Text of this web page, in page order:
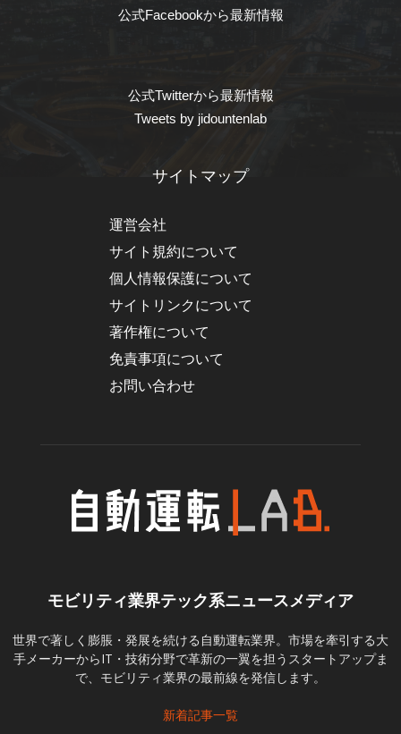
公式Facebookから最新情報
公式Twitterから最新情報
Tweets by jidountenlab
サイトマップ
運営会社
サイト規約について
個人情報保護について
サイトリンクについて
著作権について
免責事項について
お問い合わせ
モビリティ業界テック系ニュースメディア
世界で著しく膨脹・発展を続ける自動運転業界。市場を牽引する大
手メーカーからIT・技術分野で革新の一翼を担うスタートアップま
で、モビリティ業界の最前線を発信します。
新着記事一覧